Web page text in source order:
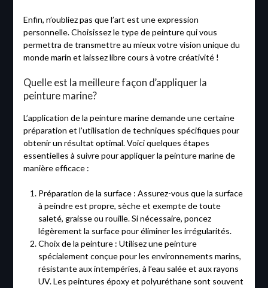
Enfin, n’oubliez pas que l’art est une expression
personnelle. Choisissez le type de peinture qui vous
permettra de transmettre au mieux votre vision unique du
monde marin et laissez libre cours à votre créativité !
Quelle est la meilleure façon d’appliquer la
peinture marine?
L’application de la peinture marine demande une certaine
préparation et l’utilisation de techniques spécifiques pour
obtenir un résultat optimal. Voici quelques étapes
essentielles à suivre pour appliquer la peinture marine de
manière efficace :
Préparation de la surface : Assurez-vous que la surface
à peindre est propre, sèche et exempte de toute
saleté, graisse ou rouille. Si nécessaire, poncez
légèrement la surface pour éliminer les irrégularités.
Choix de la peinture : Utilisez une peinture
spécialement conçue pour les environnements marins,
résistante aux intempéries, à l’eau salée et aux rayons
UV. Les peintures époxy et polyuréthane sont souvent